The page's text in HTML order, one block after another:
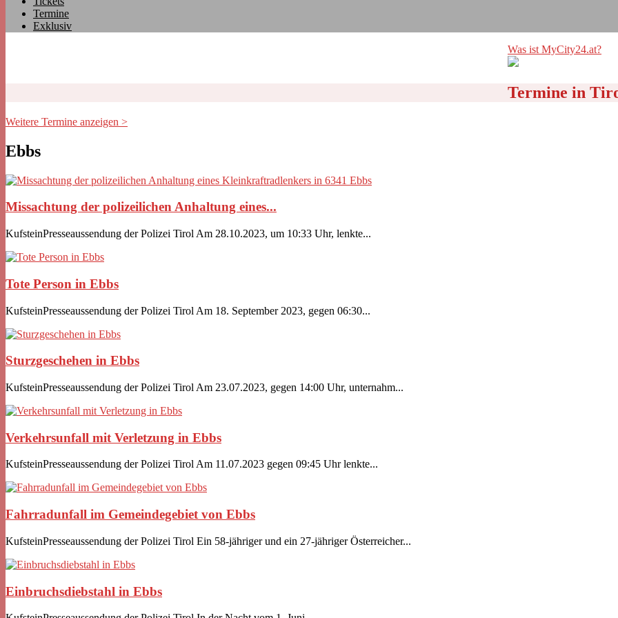
Termine
Exklusiv
Was ist MyCity24.at?
Termine in
Weitere Termine anzeigen >
Ebbs
Missachtung der polizeilichen Anhaltung eines...
KufsteinPresseaussendung der Polizei Tirol Am 28.10.2023, um 10:33 Uhr, lenkte...
Tote Person in Ebbs
KufsteinPresseaussendung der Polizei Tirol Am 18. September 2023, gegen 06:30...
Sturzgeschehen in Ebbs
KufsteinPresseaussendung der Polizei Tirol Am 23.07.2023, gegen 14:00 Uhr, unternahm...
Verkehrsunfall mit Verletzung in Ebbs
KufsteinPresseaussendung der Polizei Tirol Am 11.07.2023 gegen 09:45 Uhr lenkte...
Fahrradunfall im Gemeindegebiet von Ebbs
KufsteinPresseaussendung der Polizei Tirol Ein 58-jähriger und ein 27-jähriger Österreicher...
Einbruchsdiebstahl in Ebbs